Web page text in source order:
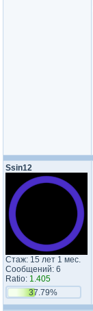
Ssin12
Стаж: 15 лет 1 мес.
Сообщений: 6
Ratio: 1.405
37.79%